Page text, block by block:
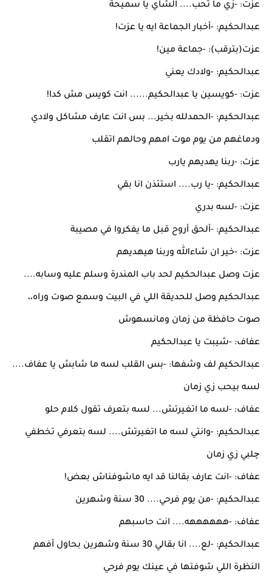
عزت: -زي ما تحب.... الشاي يا سميحة
عبدالحكيم: -أخبار الجماعة ايه يا عزت!
عزت(بترقب): -جماعة مين!
عبدالحكيم: -ولادك يعني
عزت: -كويسين يا عبدالحكيم...... انت كويس مش كدا!
عبدالحكيم: -الحمدلله بخير... بس انت عارف مشاكل ولادي
ودماغهم من يوم موت امهم وحالهم اتقلب
عزت: -ربنا يهديهم يارب
عبدالحكيم: -يا رب.... استئذن انا بقي
عزت: -لسه بدري
عبدالحكيم: -ألحق أروح قبل ما يفكروا في مصيبة
عزت: -خير ان شاءالله وربنا هيهديهم
عزت وصل عبدالحكيم لحد باب المندرة وسلم عليه وسابه....
عبدالحكيم وصل للحديقة اللي في البيت وسمع صوت وراه،،
صوت حافظة من زمان ومانسهوش
عفاف: -شيبت يا عبدالحكيم
عبدالحكيم لف وشفها: -بس القلب لسه ما شابش يا عفاف....
لسه بيحب زي زمان
عفاف: -لسه ما اتغيرتش... لسه بتعرف تقول كلام حلو
عبدالحكيم: -وانتي لسه ما اتغيرتش.... لسه بتعرفي تخطفي
چلبي زي زمان
عفاف: -انت عارف بقالنا قد ايه ماشوفناش بعض!
عبدالحكيم: -من يوم فرحي.... 30 سنة وشهرين
عفاف: -ههههههه.... انت حاسبهم
عبدالحكيم: -لع.... انا بقالي 30 سنة وشهرين بحاول أفهم
النظرة اللي شوفتها في عينك يوم فرحي